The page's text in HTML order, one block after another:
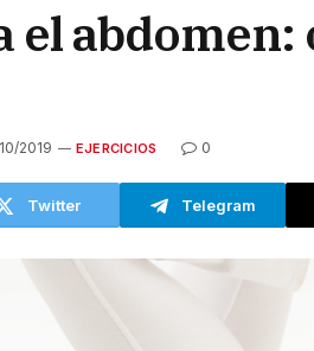
el
2019 EJERCICIOS 0
Twitter Telegram